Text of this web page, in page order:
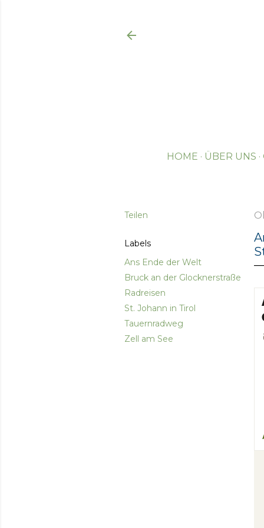
HOME ÜBER UNS
Teilen
Labels
Ans Ende der Welt
Bruck an der Glocknerstraße
Radreisen
St. Johann in Tirol
Tauernradweg
Zell am See